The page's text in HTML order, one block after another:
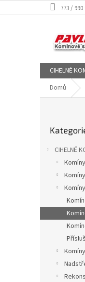
na
773 / 990
CIHELNÉ
Domů
a
n
kategorie
CIHELNÉ